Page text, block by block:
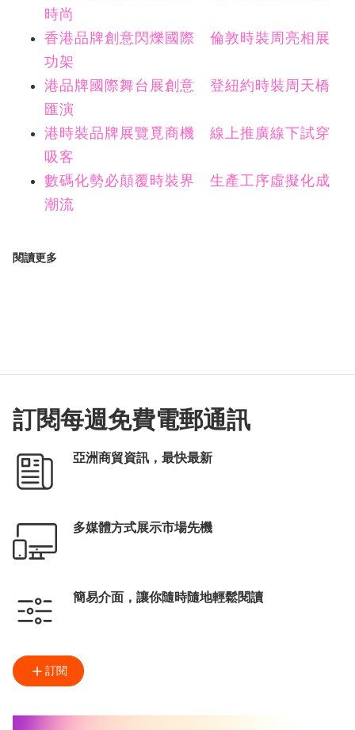
時尚
香港品牌創意閃爍國際 倫敦時裝周亮相展
功架
港品牌國際舞台展創意 登紐約時裝周天橋
匯演
港時裝品牌展覽覓商機 線上推廣線下試穿
吸客
數碼化勢必顛覆時裝界 生產工序虛擬化成
潮流
閱讀更多
訂閱每週免費電郵通訊
亞洲商貿資訊，最快最新
多媒體方式展示市場先機
簡易介面，讓你隨時隨地輕鬆閱讀
訂閱